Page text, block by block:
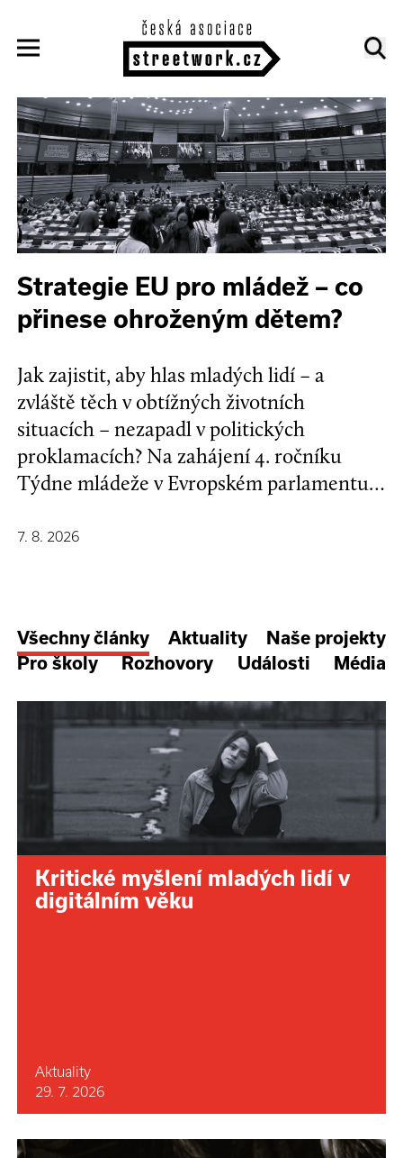
Strategie EU pro mládež – co
přinese ohroženým dětem?
Jak zajistit, aby hlas mladých lidí – a
zvláště těch v obtížných životních
situacích – nezapadl v politických
proklamacích? Na zahájení 4. ročníku
Týdne mládeže v Evropském parlamentu v
stakeholdeři zapojili do formulování nové
7. 8. 2026
Všechny články Aktuality
Naše projekty
Pro školy
Rozhovory Události Média
Kritické myšlení mladých lidí v
digitálním věku
Aktuality
29. 7. 2026